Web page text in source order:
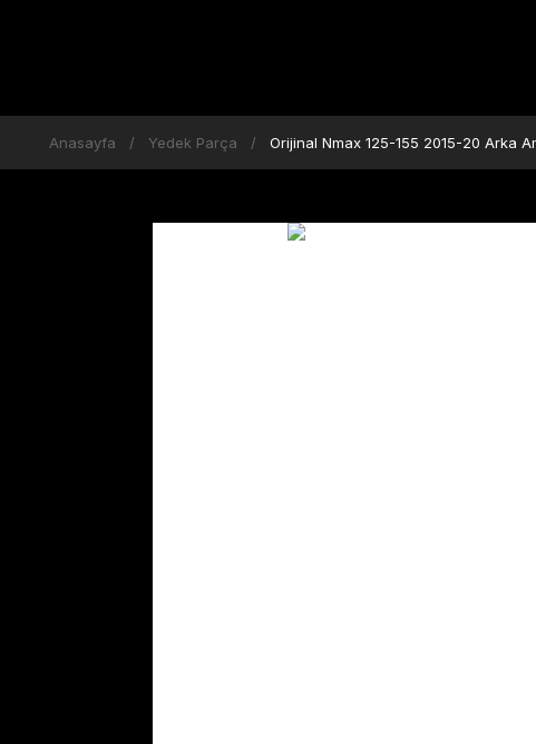
Anasayfa Yedek Parça Orijinal Nmax 125-155 2015-20 Arka